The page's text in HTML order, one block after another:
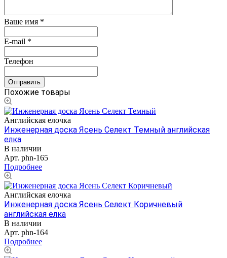
Ваше имя *
E-mail *
Телефон
Похожие товары
Английская елочка
Инженерная доска Ясень Селект Темный английская
елка
В наличии
Арт. phn-165
Подробнее
Английская елочка
Инженерная доска Ясень Селект Коричневый
английская елка
В наличии
Арт. phn-164
Подробнее